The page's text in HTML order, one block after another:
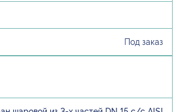
Под заказ